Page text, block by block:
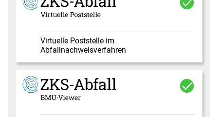
Virtuelle Poststelle im
Abfallnachweisverfahren